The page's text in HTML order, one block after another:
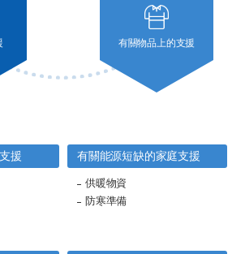
有關物品上的支援
援 有關能源短缺的家庭支援
供暖物資
防寒準備